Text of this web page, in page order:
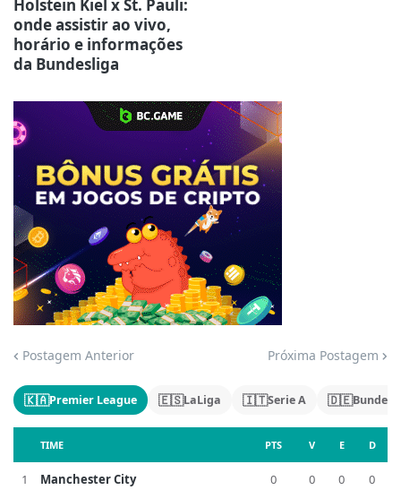
Holstein Kiel x St. Pauli:
onde assistir ao vivo,
horário e informações
da Bundesliga
Jogue com responsabilidade. 18+
Postagem Anterior Próxima Postagem
🇰🇦Premier League 🇪🇸LaLiga 🇮🇹Serie A 🇩🇪
TIME PTS V E D
1 Manchester City 0 0 0 0